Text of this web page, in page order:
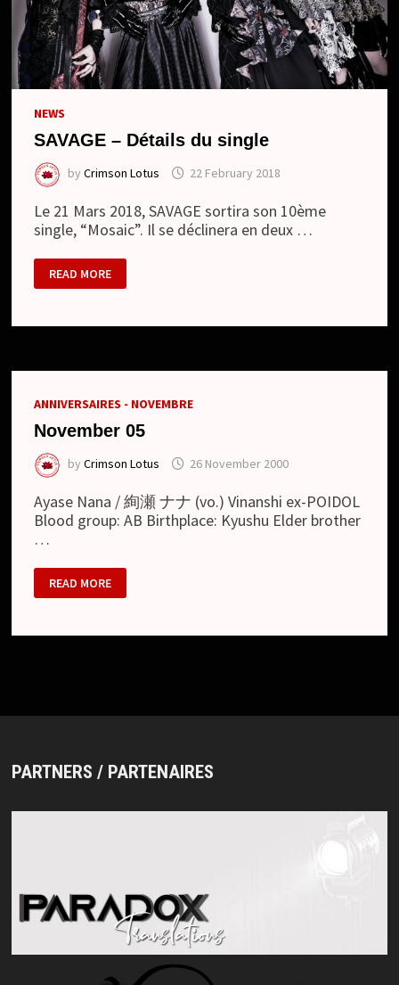
NEWS
SAVAGE – Détails du single
byCrimson Lotus 22 February 2018
Le 21 Mars 2018, SAVAGE sortira son 10ème
single, “Mosaic”. Il se déclinera en deux …
SAVAGE
–
DÉTAILS
READ MORE
ANNIVERSAIRES - NOVEMBRE
November 05
byCrimson Lotus 26 November 2000
Ayase Nana / 絢瀬 ナナ (vo.) Vinanshi ex-POIDOL
Blood group: AB Birthplace: Kyushu Elder brother
…
NOVEMBER
05
READ MORE
PARTNERS / PARTENAIRES